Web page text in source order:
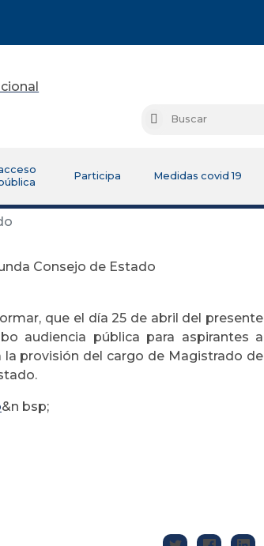
Buscar
Participa Medidas covid 19
Consejo de Estado
que el día 25 de abril del presente
audiencia pública para aspirantes a
provisión del cargo de Magistrado de
&n bsp;